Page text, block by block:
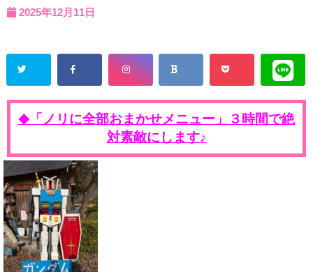
2025年12月11日
◆
「ノリに全部おまかせメニュー」３時間で絶
対素敵にします♪